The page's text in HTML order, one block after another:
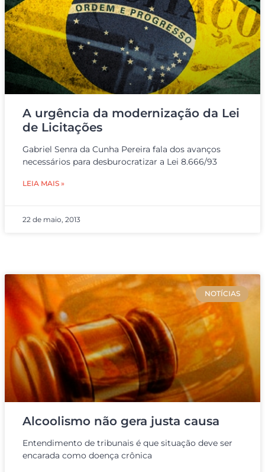
A urgência da modernização da Lei
de Licitações
Gabriel Senra da Cunha Pereira fala dos avanços
necessários para desburocratizar a Lei 8.666/93
LEIA MAIS »
22 de maio, 2013
NOTÍCIAS
Alcoolismo não gera justa causa
Entendimento de tribunais é que situação deve ser
encarada como doença crônica